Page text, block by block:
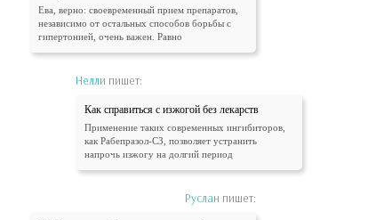
Ева, верно: своевременный прием препаратов,
независимо от остальных способов борьбы с
гипертонией, очень важен. Равно
Нелли пишет:
Как справиться с изжогой без лекарств
Применение таких современных ингибиторов,
как Рабепразол-СЗ, позволяет устранить
напрочь изжогу на долгий период
Руслан пишет: